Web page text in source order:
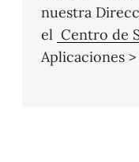
nuestra
el Centro de
Aplicaciones